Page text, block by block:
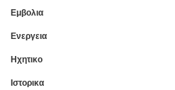
Εμβολια
Ενεργεια
Ηχητικο
Ιστορικα